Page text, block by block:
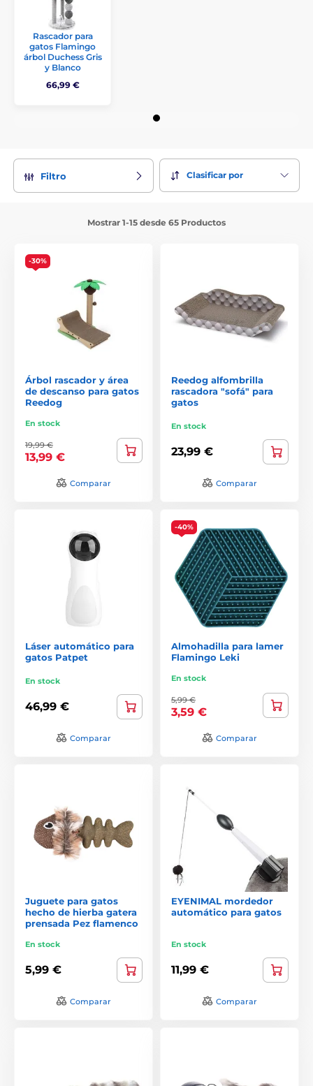
Rascador para
gatos Flamingo
árbol Duchess Gris
y Blanco
66,99 €
Filtro Clasificar por
Mostrar 1-15 desde 65 Productos
-30%
Árbol rascador y área
de descanso para gatos
Reedog
En stock
19,99 €
13,99 €
Comparar
Reedog alfombrilla
rascadora "sofá" para
gatos
En stock
23,99 €
Comparar
Láser automático para
gatos Patpet
En stock
46,99 €
Comparar
-40%
Almohadilla para lamer
Flamingo Leki
En stock
5,99 €
3,59 €
Comparar
Juguete para gatos
hecho de hierba gatera
prensada Pez flamenco
En stock
5,99 €
Comparar
EYENIMAL mordedor
automático para gatos
En stock
11,99 €
Comparar